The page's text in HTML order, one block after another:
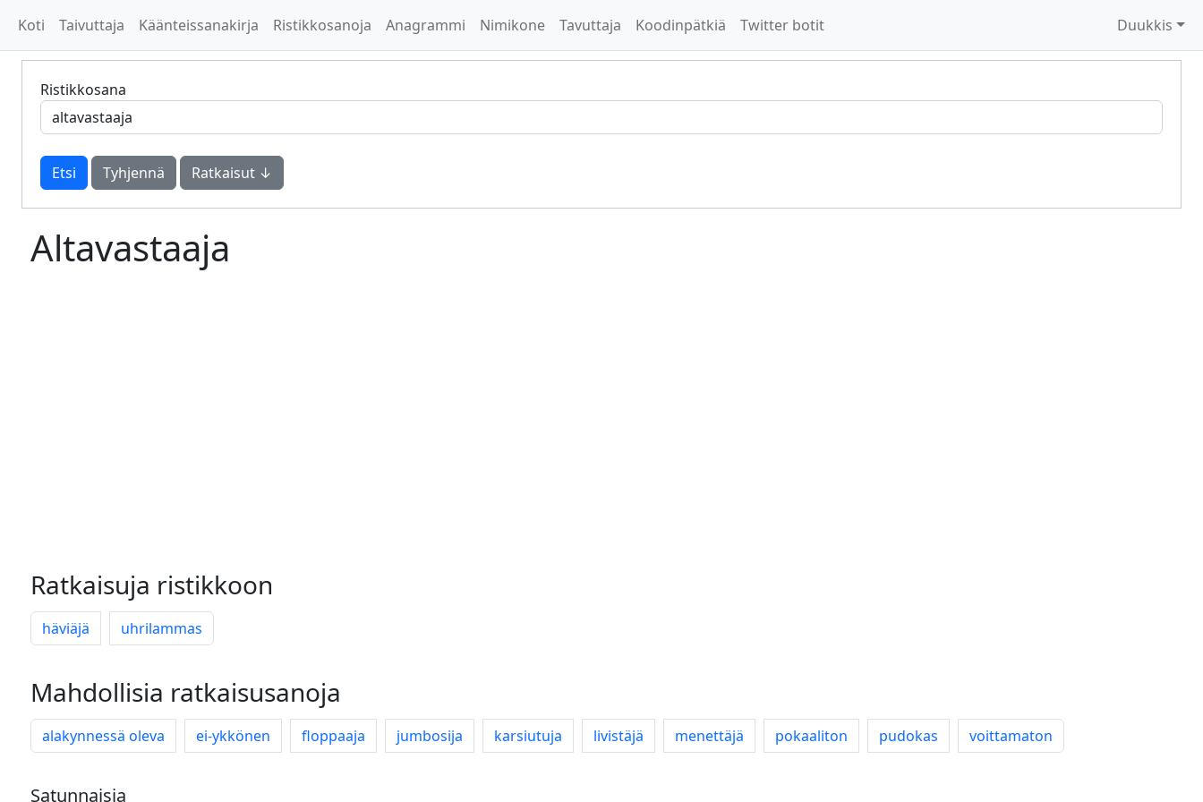
Koti Taivuttaja Käänteissanakirja Ristikkosanoja Anagrammi Nimikone Tavuttaja Koodinpätkiä Twitter botit Duukkis
Ristikkosana
Tyhjennä Ratkaisut ↓
Altavastaaja
Ratkaisuja ristikkoon
häviäjä uhrilammas
Mahdollisia ratkaisusanoja
alakynnessä oleva ei-ykkönen floppaaja jumbosija karsiutuja livistäjä menettäjä pokaaliton pudokas voittamaton
Satunnaisia